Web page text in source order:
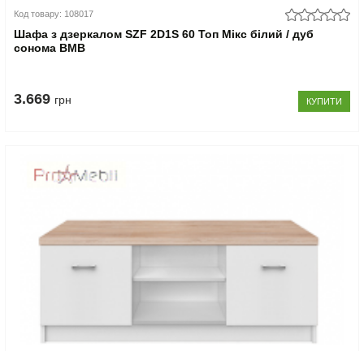
Код товару: 108017
Шафа з дзеркалом SZF 2D1S 60 Топ Мікс білий / дуб
сонома ВМВ
3.669 грн КУПИТИ